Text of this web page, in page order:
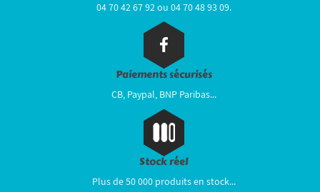
04 70 42 67 92 ou 04 70 48 93 09.
Paiements sécurisés
CB, Paypal, BNP Paribas...
Stock réel
Plus de 50 000 produits en stock...